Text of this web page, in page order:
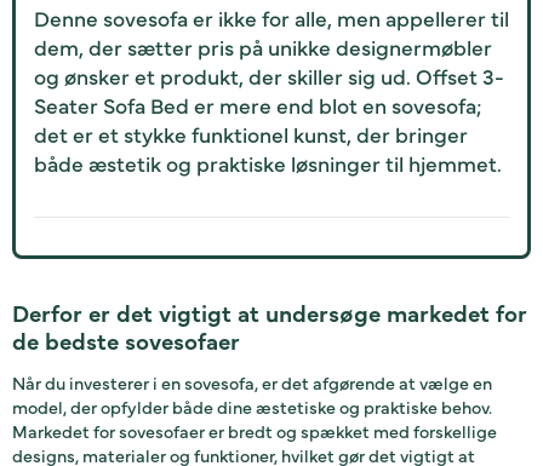
Denne sovesofa er ikke for alle, men appellerer til
dem, der sætter pris på unikke designermøbler
og ønsker et produkt, der skiller sig ud. Offset 3-
Seater Sofa Bed er mere end blot en sovesofa;
det er et stykke funktionel kunst, der bringer
både æstetik og praktiske løsninger til hjemmet.
Derfor er det vigtigt at undersøge markedet for
de bedste sovesofaer
Når du investerer i en sovesofa, er det afgørende at vælge en
model, der opfylder både dine æstetiske og praktiske behov.
Markedet for sovesofaer er bredt og spækket med forskellige
designs, materialer og funktioner, hvilket gør det vigtigt at